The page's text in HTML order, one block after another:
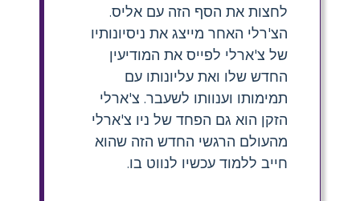
לחצות את הסף הזה עם אליס.
הצ'רלי האחר מייצג את ניסיונותיו
של צ'ארלי לפייס את המודיעין
החדש שלו ואת עליונותו עם
תמימותו וענוותו לשעבר. צ'ארלי
הזקן הוא גם הפחד של ניו צ'ארלי
מהעולם הרגשי החדש הזה שהוא
חייב ללמוד עכשיו לנווט בו.